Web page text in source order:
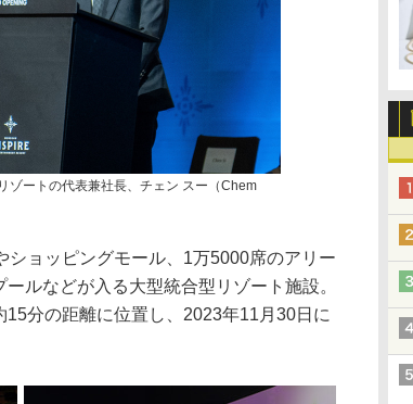
ゾートの代表兼社長、チェン スー（Chem
ョッピングモール、1万5000席のアリー
ルなどが入る大型統合型リゾート施設。
分の距離に位置し、2023年11月30日に